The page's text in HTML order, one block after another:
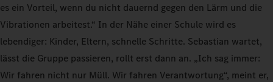
es ein Vorteil, wenn du nicht dauernd gegen den Lärm und die
Vibrationen arbeitest.“ In der Nähe einer Schule wird es
lebendiger: Kinder, Eltern, schnelle Schritte. Sebastian wartet,
lässt die Gruppe passieren, rollt erst dann an. „Ich sag immer:
Wir fahren nicht nur Müll. Wir fahren Verantwortung“, meint er,